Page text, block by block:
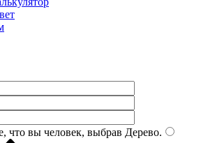
что вы человек, выбрав Дерево.